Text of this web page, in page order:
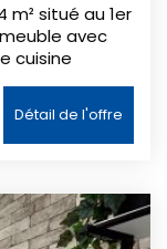
situé au 1er
avec
cuisine
complète
et lumineux,
à-terre ou un
et
Détail de l'offre